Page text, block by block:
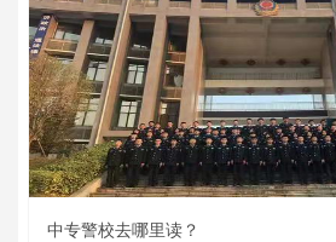
中专警校去哪里读？